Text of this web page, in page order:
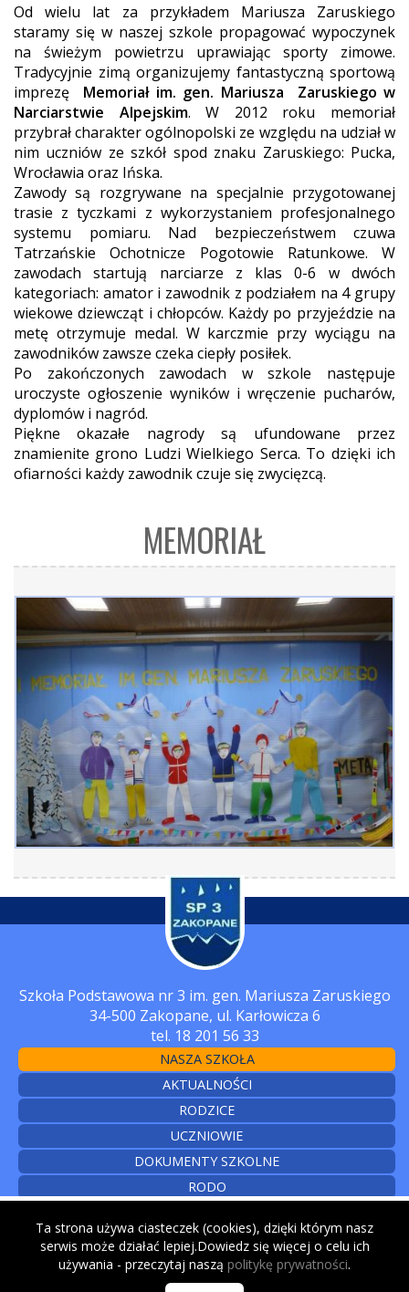
Od wielu lat za przykładem Mariusza Zaruskiego
staramy się w naszej szkole propagować wypoczynek
na świeżym powietrzu uprawiając sporty zimowe.
Tradycyjnie zimą organizujemy fantastyczną sportową
imprezę Memoriał im. gen. Mariusza Zaruskiego w
Narciarstwie Alpejskim. W 2012 roku memoriał
przybrał charakter ogólnopolski ze względu na udział w
nim uczniów ze szkół spod znaku Zaruskiego: Pucka,
Wrocławia oraz Ińska.
Zawody są rozgrywane na specjalnie przygotowanej
trasie z tyczkami z wykorzystaniem profesjonalnego
systemu pomiaru. Nad bezpieczeństwem czuwa
Tatrzańskie Ochotnicze Pogotowie Ratunkowe. W
zawodach startują narciarze z klas 0-6 w dwóch
kategoriach: amator i zawodnik z podziałem na 4 grupy
wiekowe dziewcząt i chłopców. Każdy po przyjeździe na
metę otrzymuje medal. W karczmie przy wyciągu na
zawodników zawsze czeka ciepły posiłek.
Po zakończonych zawodach w szkole następuje
uroczyste ogłoszenie wyników i wręczenie pucharów,
dyplomów i nagród.
Piękne okazałe nagrody są ufundowane przez
znamienite grono Ludzi Wielkiego Serca. To dzięki ich
ofiarności każdy zawodnik czuje się zwycięzcą.
MEMORIAŁ
Szkoła Podstawowa nr 3 im. gen. Mariusza Zaruskiego
34-500 Zakopane, ul. Karłowicza 6
tel. 18 201 56 33
NASZA SZKOŁA
AKTUALNOŚCI
RODZICE
UCZNIOWIE
DOKUMENTY SZKOLNE
RODO
KONTAKT
Ta strona używa ciasteczek (cookies), dzięki którym nasz
serwis może działać lepiej.Dowiedz się więcej o celu ich
używania - przeczytaj naszą politykę prywatności.